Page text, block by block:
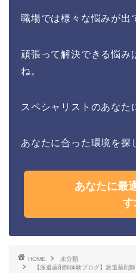
職場では様々な悩みが出
頑張って解決できる悩み
ね。
スペシャリストのあなた
あなたに合った環境を探
あなたに最
HOME
未分類
【派遣薬剤師体験ブログ】派遣薬剤